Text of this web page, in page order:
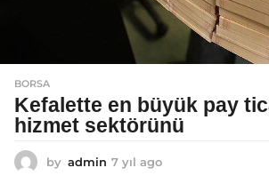
BORSA
Kefalette en büyük pay
hizmet sektörünü
by admin 7 yıl ago